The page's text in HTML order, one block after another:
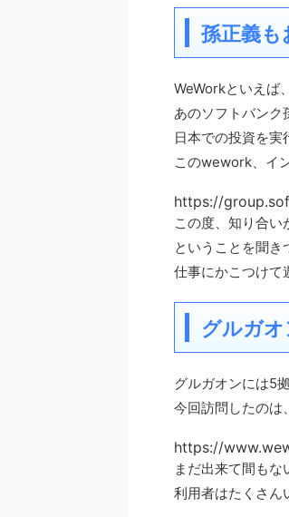
孫正義
WeWorkといえば、
あのソフトバンク
日本での投資を実
このwework、イ
https://
この度、知り合い
ということを聞き
仕事にかこつけて
グルガ
グルガオンには5
今回訪問したのは、
https://
まだ出来て間もな
利用者はたくさん